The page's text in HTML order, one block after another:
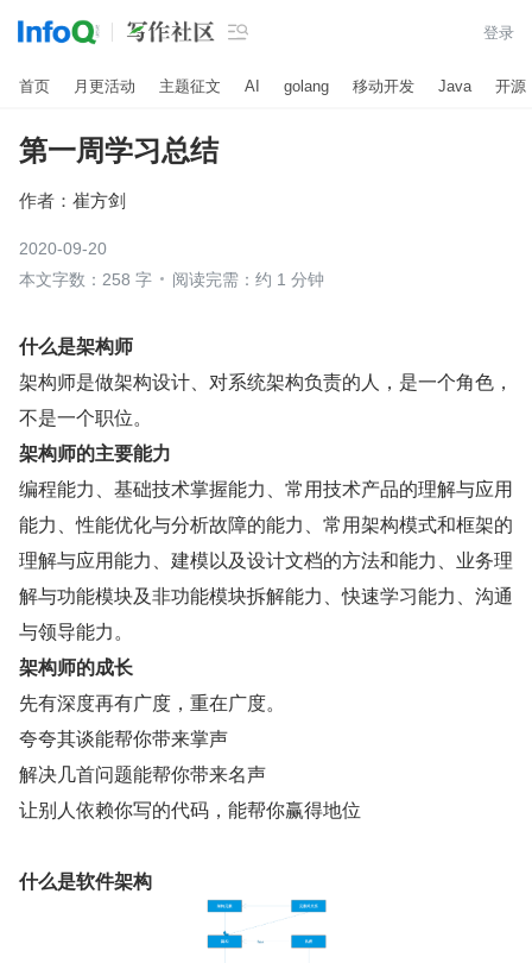
 登录
首页 月更活动 主题征文 AI golang 移动开发 Java 开源
第一周学习总结
作者： 崔方剑
2020-09-20
本文字数：258 字
阅读完需：约 1 分钟
什么是架构师
架构师是做架构设计、对系统架构负责的人，是一个角色，
不是一个职位。
架构师的主要能力
编程能力、基础技术掌握能力、常用技术产品的理解与应用
能力、性能优化与分析故障的能力、常用架构模式和框架的
理解与应用能力、建模以及设计文档的方法和能力、业务理
解与功能模块及非功能模块拆解能力、快速学习能力、沟通
与领导能力。
架构师的成长
先有深度再有广度，重在广度。
夸夸其谈能帮你带来掌声
解决几首问题能帮你带来名声
让别人依赖你写的代码，能帮你赢得地位
什么是软件架构